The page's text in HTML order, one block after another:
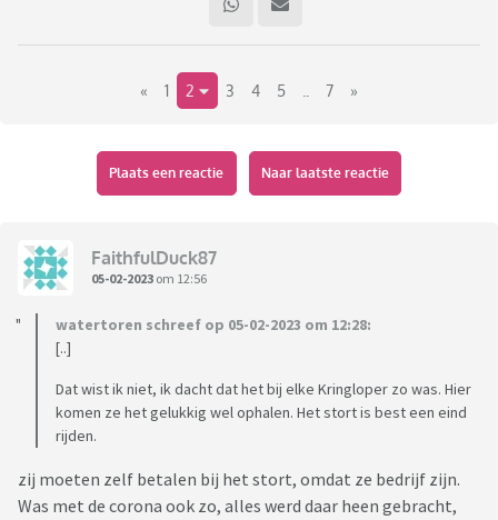
Er was ooit een topic maar inmiddels is het 2023 dus tijd voor
een nieuwe.
Zijn er forummers die dit ook leuk vinden? Zo ja, post hier
Of juist waar je ver vandaan moet blijven (tip: zo'n beetje
iedere kringloop van Amsterdam. Te duur en veel te veel
« 1 2 3 4 5 7 »
Plaats een reactie Naar laatste reactie
FaithfulDuck87
05-02-2023 om 12:56
watertoren schreef op 05-02-2023 om 12:28:
[..]
Dat wist ik niet, ik dacht dat het bij elke Kringloper zo was. Hier
komen ze het gelukkig wel ophalen. Het stort is best een eind
rijden.
zij moeten zelf betalen bij het stort, omdat ze bedrijf zijn.
Was met de corona ook zo, alles werd daar heen gebracht,